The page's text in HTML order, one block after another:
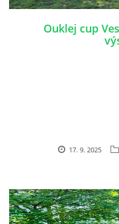
Ouklej cup
17. 9. 2025